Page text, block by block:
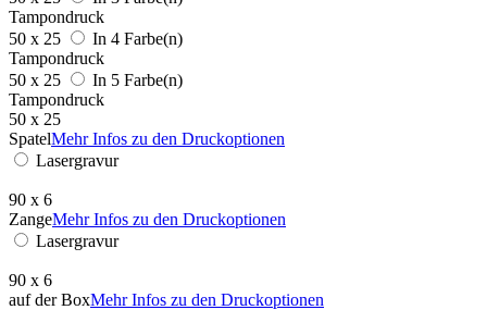
Tampondruck
50 x 25
In 4 Farbe(n)
Tampondruck
50 x 25
In 5 Farbe(n)
Tampondruck
50 x 25
SpatelMehr Infos zu den Druckoptionen
Lasergravur
90 x 6
ZangeMehr Infos zu den Druckoptionen
Lasergravur
90 x 6
auf der BoxMehr Infos zu den Druckoptionen